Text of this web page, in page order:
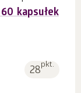
kapsułek
28pkt.